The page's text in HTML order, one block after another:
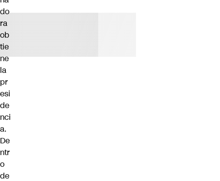
do
ra
ob
tie
ne
la
pr
esi
de
nci
a.
De
ntr
o
de